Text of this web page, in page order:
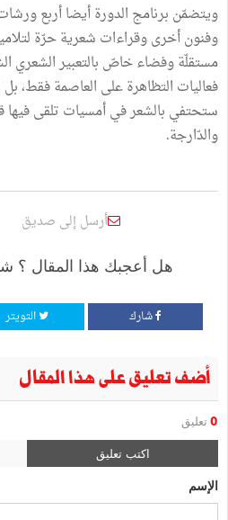
ويتضمّن برنامج الدورة أيضا أربع
وفنون أخرى وقراءات شعرية حرّة
فعاليات التظاهرة على العاصمة فقط، بل
ستحتفي بالشعر في أمسيات تلقى فيها
والدّارجة.
أرسل إلى صديق
هل أعجبك هذا المقال ؟
شارك التويتر
أضف تعليق على هذا المقال
0 تعليق
اكتب تعليق
الإسم